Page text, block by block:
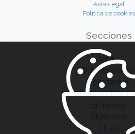
Aviso legal
Política de cookies
Secciones
Inicio
Quiénes somos
Solicitantes
Empresas
Alumnado
Hitos